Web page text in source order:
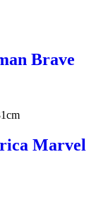
Brave
Marvel